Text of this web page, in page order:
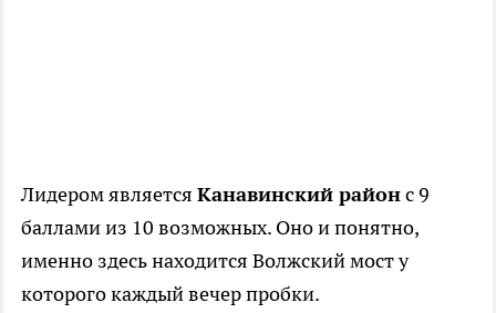
Лидером является Канавинский районс 9
баллами из 10 возможных. Оно и понятно,
именно здесь находится Волжский мост у
которого каждый вечер пробки.